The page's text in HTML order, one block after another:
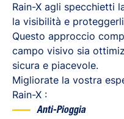
Rain-X agli specchietti
la visibilità e
Questo approccio
campo visivo sia
sicura e piacevole.
Migliorate la vostra
Rain-X :
Anti-Pioggia